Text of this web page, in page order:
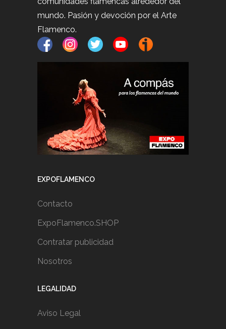
mundo. Pasión y devoción por el Arte
Flamenco.
EXPOFLAMENCO
Contacto
ExpoFlamenco.SHOP
Contratar publicidad
Nosotros
LEGALIDAD
Aviso Legal